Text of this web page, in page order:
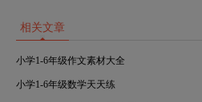
相关文章
小学1-6年级作文素材大全
小学1-6年级数学天天练